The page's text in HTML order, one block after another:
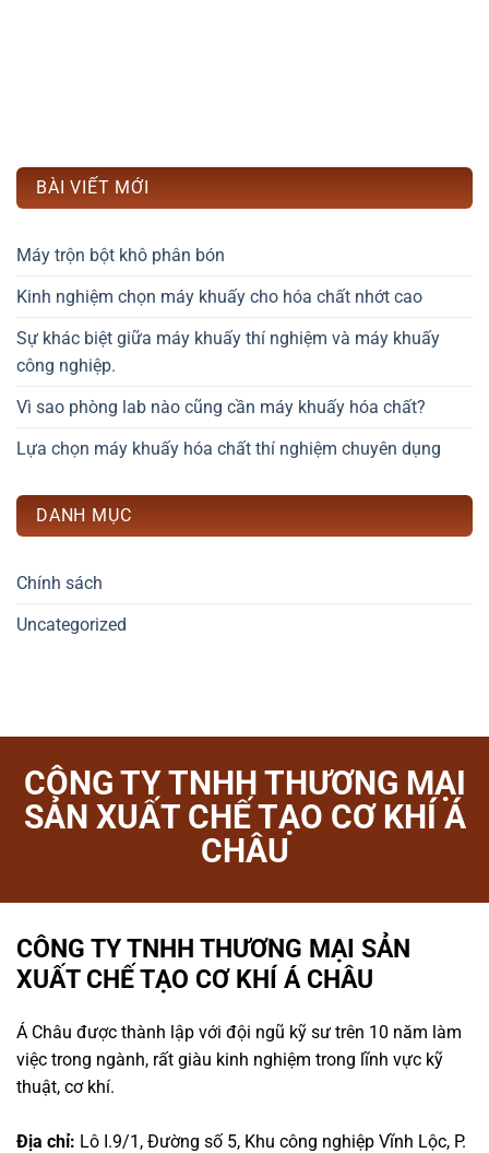
BÀI VIẾT MỚI
Máy trộn bột khô phân bón
Kinh nghiệm chọn máy khuấy cho hóa chất nhớt cao
Sự khác biệt giữa máy khuấy thí nghiệm và máy khuấy
công nghiệp.
Vì sao phòng lab nào cũng cần máy khuấy hóa chất?
Lựa chọn máy khuấy hóa chất thí nghiệm chuyên dụng
DANH MỤC
Chính sách
Uncategorized
CÔNG TY TNHH THƯƠNG MẠI
SẢN XUẤT CHẾ TẠO CƠ KHÍ Á
CHÂU
CÔNG TY TNHH THƯƠNG MẠI SẢN
XUẤT CHẾ TẠO CƠ KHÍ Á CHÂU
Á Châu được thành lập với đội ngũ kỹ sư trên 10 năm làm
việc trong ngành, rất giàu kinh nghiệm trong lĩnh vực kỹ
thuật, cơ khí.
Địa chỉ: Lô I.9/1, Đường số 5, Khu công nghiệp Vĩnh Lộc, P.